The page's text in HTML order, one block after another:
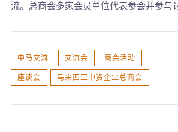
流。总商会多家会员单位代表参会并参与
中马交流 交流会 商会活动
座谈会 马来西亚中资企业总商会